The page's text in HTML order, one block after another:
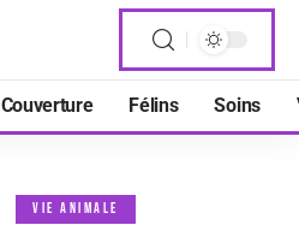
Couverture Félins Soins
VIE ANIMALE